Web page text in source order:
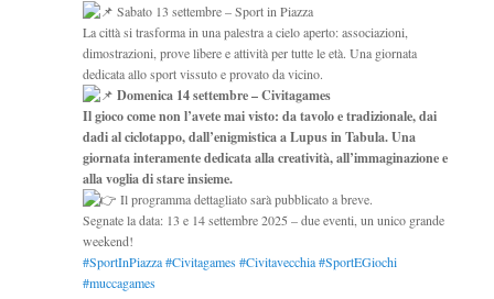
Sabato 13 settembre – Sport in Piazza
La città si trasforma in una palestra a cielo aperto: associazioni,
dimostrazioni, prove libere e attività per tutte le età. Una giornata
dedicata allo sport vissuto e provato da vicino.
Domenica 14 settembre – Civitagames
Il gioco come non l’avete mai visto: da tavolo e tradizionale, dai
dadi al ciclotappo, dall’enigmistica a Lupus in Tabula. Una
giornata interamente dedicata alla creatività, all’immaginazione e
alla voglia di stare insieme.
Il programma dettagliato sarà pubblicato a breve.
Segnate la data: 13 e 14 settembre 2025 – due eventi, un unico grande
weekend!
#SportInPiazza #Civitagames #Civitavecchia #SportEGiochi
#muccagames